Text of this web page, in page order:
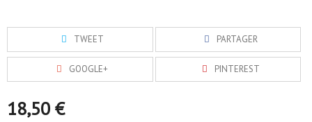
TWEET PARTAGER
GOOGLE+ PINTEREST
18,50 €